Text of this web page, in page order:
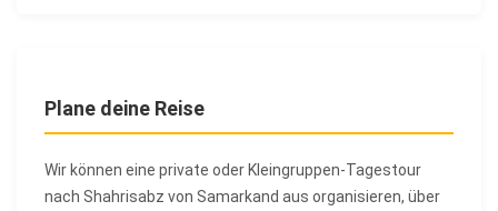
Plane deine Reise
Wir können eine private oder Kleingruppen-Tagestour
nach Shahrisabz von Samarkand aus organisieren, über